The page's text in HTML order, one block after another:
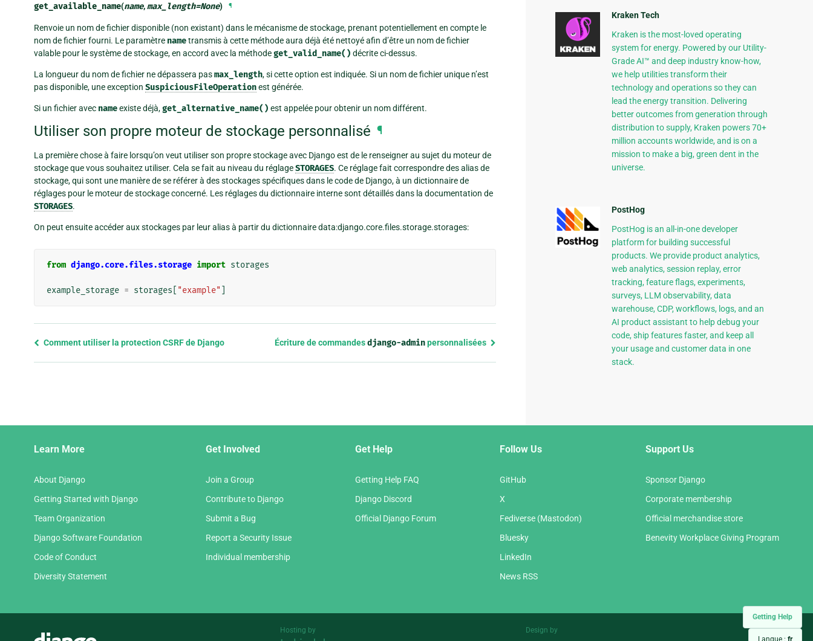
Getting Help
Langue : fr
get_available_name(name,max_length=None) ¶
Renvoie un nom de fichier disponible (non existant) dans le mécanisme de stockage, prenant potentiellement en compte le
nom de fichier fourni. Le paramètre nametransmis à cette méthode aura déjà été nettoyé afin d’être un nom de fichier
valable pour le système de stockage, en accord avec la méthodeget_valid_name() décrite ci-dessus.
La longueur du nom de fichier ne dépassera pasmax_length, si cette option est indiquée. Si un nom de fichier unique n’est
pas disponible, une exception SuspiciousFileOperationest générée.
Si un fichier avec nameexiste déjà,get_alternative_name() est appelée pour obtenir un nom différent.
Utiliser son propre moteur de stockage personnalisé ¶
La première chose à faire lorsqu’on veut utiliser son propre stockage avec Django est de le renseigner au sujet du moteur de
stockage que vous souhaitez utiliser. Cela se fait au niveau du réglageSTORAGES. Ce réglage fait correspondre des alias de
stockage, qui sont une manière de se référer à des stockages spécifiques dans le code de Django, à un dictionnaire de
réglages pour le moteur de stockage concerné. Les réglages du dictionnaire interne sont détaillés dans la documentation de
STORAGES.
On peut ensuite accéder aux stockages par leur alias à partir du dictionnaire data:django.core.files.storage.storages:
from django.core.files.storage import storages
example_storage = storages "example"
Previous
Comment utiliser la protection CSRF de Django Écriture de commandesdjango-adminpersonnalisées
Kraken Tech
Kraken is the most-loved operating
system for energy. Powered by our Utility-
Grade AI™ and deep industry know-how,
we help utilities transform their
technology and operations so they can
lead the energy transition. Delivering
better outcomes from generation through
distribution to supply, Kraken powers 70+
million accounts worldwide, and is on a
mission to make a big, green dent in the
universe.
PostHog
PostHog is an all-in-one developer
platform for building successful
products. We provide product analytics,
web analytics, session replay, error
tracking, feature flags, experiments,
surveys, LLM observability, data
warehouse, CDP, workflows, logs, and an
AI product assistant to help debug your
code, ship features faster, and keep all
your usage and customer data in one
stack.
Learn More
About Django
Getting Started with Django
Team Organization
Django Software Foundation
Code of Conduct
Diversity Statement
Get Involved
Join a Group
Contribute to Django
Submit a Bug
Report a Security Issue
Individual membership
Get Help
Getting Help FAQ
Django Discord
Official Django Forum
Follow Us
GitHub
X
Fediverse (Mastodon)
Bluesky
LinkedIn
News RSS
Support Us
Sponsor Django
Corporate membership
Official merchandise store
Benevity Workplace Giving Program
Hosting by
Design by